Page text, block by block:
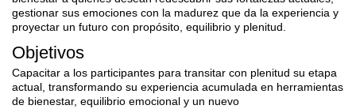
gestionar sus emociones con la madurez que da la experiencia y
proyectar un futuro con propósito, equilibrio y plenitud.
Objetivos
Capacitar a los participantes para transitar con plenitud su etapa
actual, transformando su experiencia acumulada en herramientas
de bienestar, equilibrio emocional y un nuevo